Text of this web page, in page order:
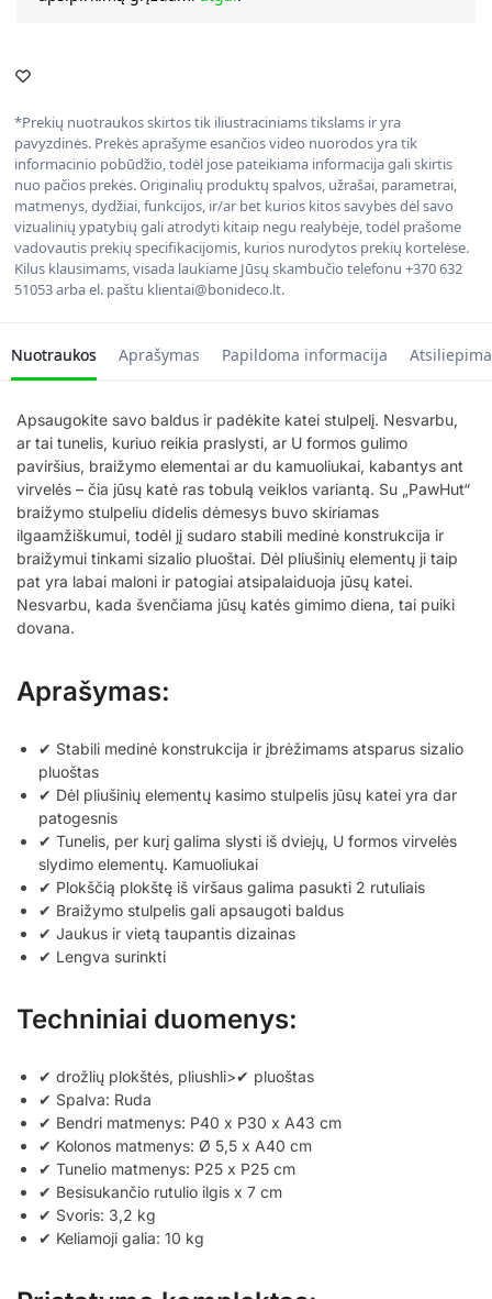
*Prekių nuotraukos skirtos tik iliustraciniams tikslams ir yra
pavyzdinės. Prekės aprašyme esančios video nuorodos yra tik
informacinio pobūdžio, todėl jose pateikiama informacija gali skirtis
nuo pačios prekės. Originalių produktų spalvos, užrašai, parametrai,
matmenys, dydžiai, funkcijos, ir/ar bet kurios kitos savybės dėl savo
vizualinių ypatybių gali atrodyti kitaip negu realybėje, todėl prašome
vadovautis prekių specifikacijomis, kurios nurodytos prekių kortelėse.
Kilus klausimams, visada laukiame Jūsų skambučio telefonu +370 632
51053 arba el. paštu klientai@bonideco.lt.
Nuotraukos Aprašymas Papildoma informacija
Apsaugokite savo baldus ir padėkite katei stulpelį. Nesvarbu,
ar tai tunelis, kuriuo reikia praslysti, ar U formos gulimo
paviršius, braižymo elementai ar du kamuoliukai, kabantys ant
virvelės – čia jūsų katė ras tobulą veiklos variantą. Su „PawHut“
braižymo stulpeliu didelis dėmesys buvo skiriamas
ilgaamžiškumui, todėl jį sudaro stabili medinė konstrukcija ir
braižymui tinkami sizalio pluoštai. Dėl pliušinių elementų ji taip
pat yra labai maloni ir patogiai atsipalaiduoja jūsų katei.
Nesvarbu, kada švenčiama jūsų katės gimimo diena, tai puiki
dovana.
Aprašymas:
✔ Stabili medinė konstrukcija ir įbrėžimams atsparus sizalio
pluoštas
✔ Dėl pliušinių elementų kasimo stulpelis jūsų katei yra dar
patogesnis
✔ Tunelis, per kurį galima slysti iš dviejų, U formos virvelės
slydimo elementų. Kamuoliukai
✔ Plokščią plokštę iš viršaus galima pasukti 2 rutuliais
✔ Braižymo stulpelis gali apsaugoti baldus
✔ Jaukus ir vietą taupantis dizainas
✔ Lengva surinkti
Techniniai duomenys:
✔ drožlių plokštės, pliushli>✔ pluoštas
✔ Spalva: Ruda
✔ Bendri matmenys: P40 x P30 x A43 cm
✔ Kolonos matmenys: Ø 5,5 x A40 cm
✔ Tunelio matmenys: P25 x P25 cm
✔ Besisukančio rutulio ilgis x 7 cm
✔ Svoris: 3,2 kg
✔ Keliamoji galia: 10 kg